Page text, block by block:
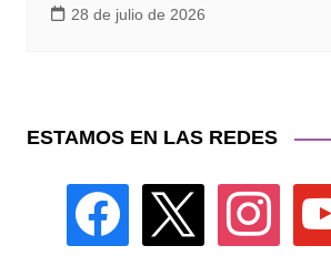
28 de julio de 2026
ESTAMOS EN LAS REDES
facebook instagram